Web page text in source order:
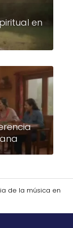
en
de la música en